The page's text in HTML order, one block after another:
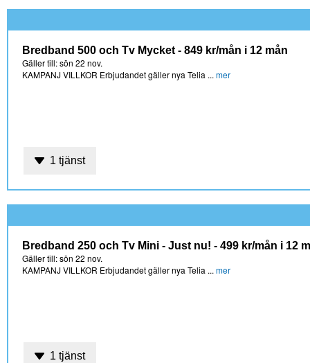
Bredband 500 och Tv Mycket - 849 kr/mån i 12 mån
Gäller till: sön 22 nov.
KAMPANJ VILLKOR Erbjudandet gäller nya Telia ... mer
1 tjänst
Bredband 250 och Tv Mini - Just nu! - 499 kr/mån i 12
Gäller till: sön 22 nov.
KAMPANJ VILLKOR Erbjudandet gäller nya Telia ... mer
1 tjänst